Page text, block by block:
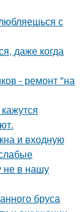
с
даже когда
- ремонт "на
и входную
не в нашу
бруса